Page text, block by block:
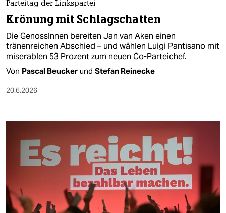
verlag
verlag
veranstaltungen
shop
fragen & hilfe
genossenschaft
Parteitag der Linkspartei
Krönung mit Schlagschatten
Die GenossInnen bereiten Jan van Aken einen
tränenreichen Abschied – und wählen Luigi Pantisano mit
miserablen 53 Prozent zum neuen Co-Parteichef.
Von Pascal Beucker und Stefan Reinecke
20.6.2026